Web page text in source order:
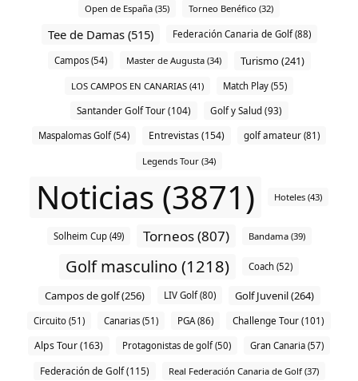
Open de España (35) Torneo Benéfico (32)
Tee de Damas (515) Federación Canaria de Golf (88)
Campos (54) Master de Augusta (34) Turismo (241)
LOS CAMPOS EN CANARIAS (41) Match Play (55)
Santander Golf Tour (104) Golf y Salud (93)
Maspalomas Golf (54) Entrevistas (154) golf amateur (81)
Legends Tour (34)
Noticias (3871) Hoteles (43)
Solheim Cup (49) Torneos (807) Bandama (39)
Golf masculino (1218) Coach (52)
Campos de golf (256) LIV Golf (80) Golf Juvenil (264)
Circuito (51) Canarias (51) PGA (86) Challenge Tour (101)
Alps Tour (163) Protagonistas de golf (50) Gran Canaria (57)
Federación de Golf (115) Real Federación Canaria de Golf (37)